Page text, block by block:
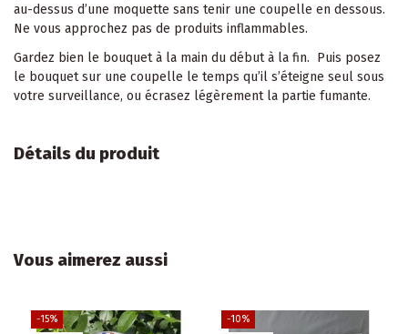
au-dessus d’une moquette sans tenir une coupelle en dessous.
Ne vous approchez pas de produits inflammables.
Gardez bien le bouquet à la main du début à la fin. ​ Puis posez
le bouquet sur une coupelle le temps qu’il s’éteigne seul sous
votre surveillance, ou écrasez légèrement la partie fumante.
Détails du produit
Vous aimerez aussi
-15%
-10%